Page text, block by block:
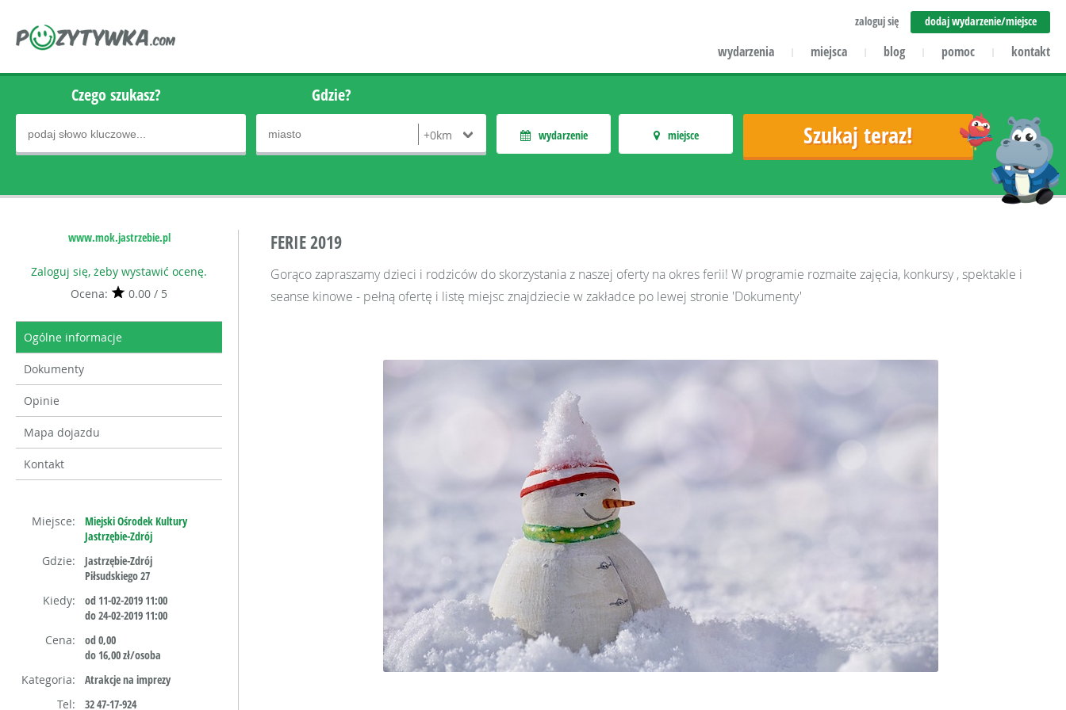
zaloguj się dodaj wydarzenie/miejsce
wydarzenia | miejsca | blog | pomoc | kontakt
Czego szukasz? Gdzie?
wydarzenie miejsce
www.mok.jastrzebie.pl
Zaloguj się, żeby wystawić ocenę.
Ocena:
0.00 / 5
Ogólne informacje
Dokumenty
Opinie
Mapa dojazdu
Kontakt
Miejsce:
Miejski Ośrodek Kultury
Jastrzębie-Zdrój
Gdzie:
Jastrzębie-Zdrój
Piłsudskiego 27
Kiedy:
od 11-02-2019 11:00
do 24-02-2019 11:00
Cena:
od 0,00
do 16,00 zł/osoba
Kategoria:
Atrakcje na imprezy
Tel:
32 47-17-924
FERIE 2019
Gorąco zapraszamy dzieci i rodziców do skorzystania z naszej oferty na okres ferii! W programie rozmaite zajęcia, konkursy , spektakle i
seanse kinowe - pełną ofertę i listę miejsc znajdziecie w zakładce po lewej stronie 'Dokumenty'